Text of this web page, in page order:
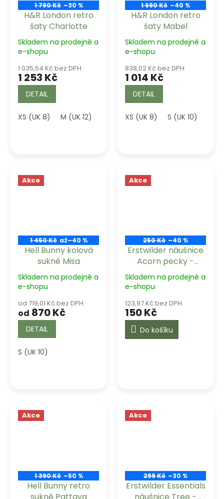
1 790 Kč –30 %
H&R London retro
šaty Charlotte
Skladem na prodejně a
e-shopu
1 035,54 Kč bez DPH
1 253 Kč
DETAIL
XS (UK 8) M (UK 12) L (UK 14) XL (UK 16)
1 690 Kč –40 %
H&R London retro
šaty Mabel
Skladem na prodejně a
e-shopu
838,02 Kč bez DPH
1 014 Kč
DETAIL
XS (UK 8) S (UK 10)
Akce
1 450 Kč až–40 %
Hell Bunny kolová
sukně Misa
Skladem na prodejně a
e-shopu
od 719,01 Kč bez DPH
od 870 Kč
DETAIL
S (UK 10)
Akce
250 Kč –40 %
Erstwilder náušnice
Acorn pecky -
Skladem na prodejně a
e-shopu
123,97 Kč bez DPH
150 Kč
Do košíku
Akce
1 390 Kč –50 %
Hell Bunny retro
Akce
299 Kč –30 %
Erstwilder Essentials